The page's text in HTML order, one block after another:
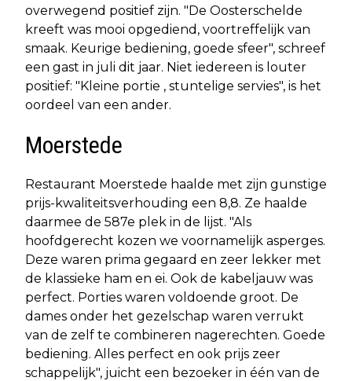
overwegend positief zijn. "De Oosterschelde
kreeft was mooi opgediend, voortreffelijk van
smaak. Keurige bediening, goede sfeer", schreef
een gast in juli dit jaar. Niet iedereen is louter
positief: "Kleine portie , stuntelige servies", is het
oordeel van een ander.
Moerstede
Restaurant Moerstede haalde met zijn gunstige
prijs-kwaliteitsverhouding een 8,8. Ze haalde
daarmee de 587e plek in de lijst. "Als
hoofdgerecht kozen we voornamelijk asperges.
Deze waren prima gegaard en zeer lekker met
de klassieke ham en ei. Ook de kabeljauw was
perfect. Porties waren voldoende groot. De
dames onder het gezelschap waren verrukt
van de zelf te combineren nagerechten. Goede
bediening. Alles perfect en ook prijs zeer
schappelijk", juicht een bezoeker in één van de